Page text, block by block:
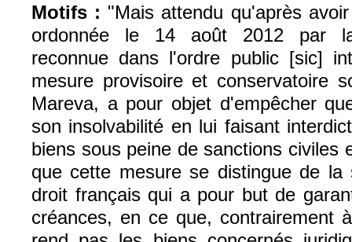
Motifs : "Mais attendu qu'après
ordonnée le 14 août 2012 par
reconnue dans l'ordre public [sic]
mesure provisoire et conservatoire
Mareva, a pour objet d'empêcher
son insolvabilité en lui faisant
biens sous peine de sanctions civiles
que cette mesure se distingue de la
droit français qui a pour but de
créances, en ce que, contrairement